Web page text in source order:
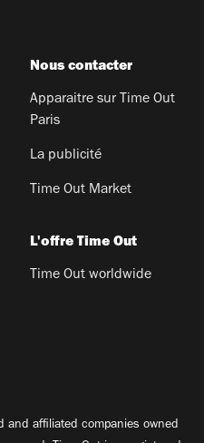
Nous contacter
Apparaitre sur Time Out
Paris
La publicité
Time Out Market
L'offre Time Out
Time Out worldwide
affiliated companies owned